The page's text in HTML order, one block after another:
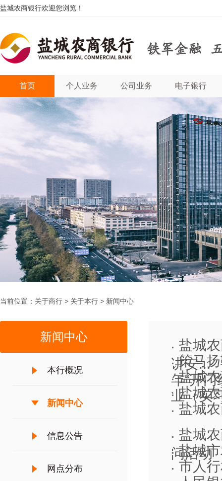
盐城农商银行欢迎您浏览！
首页 个人业务 公司业务 电子银行
当前位置： 关于商行 > 关于本行 > 新闻中心
新闻中心
本行概况
新闻中心
信息公告
网点分布
盐城
讲安...
策马
年“开门
盐城
业（实
盐城
盐城
盐城
问活动
盐城
市人